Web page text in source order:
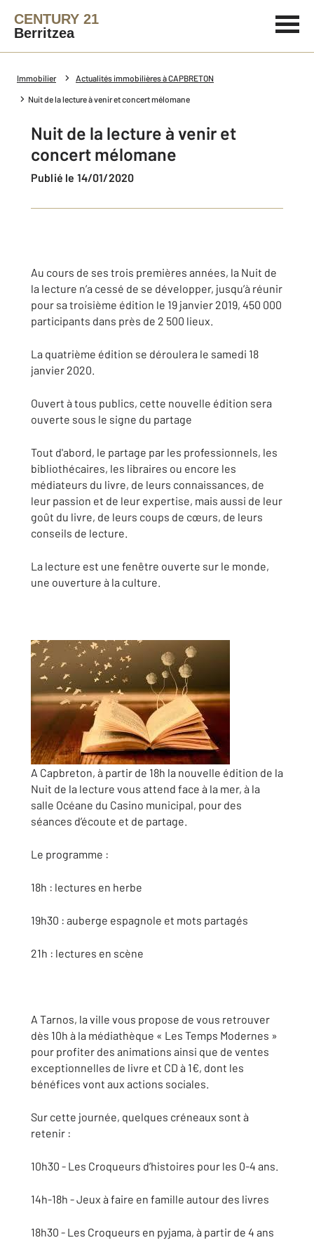
CENTURY 21
Berritzea
Immobilier Actualités immobilières à CAPBRETON
Nuit de la lecture à venir et concert mélomane
Nuit de la lecture à venir et
concert mélomane
Publié le 14/01/2020
Au cours de ses trois premières années, la Nuit de
la lecture n’a cessé de se développer, jusqu’à réunir
pour sa troisième édition le 19 janvier 2019, 450 000
participants dans près de 2 500 lieux.
La quatrième édition se déroulera le samedi 18
janvier 2020.
Ouvert à tous publics, cette nouvelle édition sera
ouverte sous le signe du partage
Tout d'abord, le partage par les professionnels, les
bibliothécaires, les libraires ou encore les
médiateurs du livre, de leurs connaissances, de
leur passion et de leur expertise, mais aussi de leur
goût du livre, de leurs coups de cœurs, de leurs
conseils de lecture.
La lecture est une fenêtre ouverte sur le monde,
une ouverture à la culture.
A Capbreton, à partir de 18h la nouvelle édition de la
Nuit de la lecture vous attend face à la mer, à la
salle Océane du Casino municipal, pour des
séances d’écoute et de partage.
Le programme :
18h : lectures en herbe
19h30 : auberge espagnole et mots partagés
21h : lectures en scène
A Tarnos, la ville vous propose de vous retrouver
dès 10h à la médiathèque « Les Temps Modernes »
pour profiter des animations ainsi que de ventes
exceptionnelles de livre et CD à 1€, dont les
bénéfices vont aux actions sociales.
Sur cette journée, quelques créneaux sont à
retenir :
10h30 - Les Croqueurs d’histoires pour les 0-4 ans.
14h-18h - Jeux à faire en famille autour des livres
18h30 - Les Croqueurs en pyjama, à partir de 4 ans